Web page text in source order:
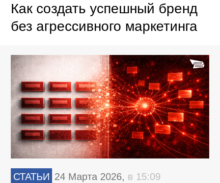
Как создать успешный бренд
без агрессивного маркетинга
СТАТЬИ 24 Марта 2026, в 15:09